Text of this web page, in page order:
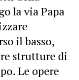
la via Papa
il basso,
strutture di
Le opere